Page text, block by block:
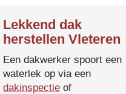
Lekkend dak
herstellen Vleteren
Een dakwerker spoort een
waterlek op via een
dakinspectie of